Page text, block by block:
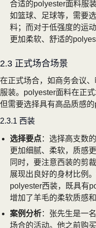
合适的polyester面料服
如篮球、足球等，需要
料；而对于低强度的运
更加柔软、舒适的
2.3 正式场合场景
在正式场合，如商务会议
服装。polyester面料在正
但需要选择具有高品质感的
2.3.1 西装
选择要点：选择高支数
更加细腻、柔软，质感
同时，要注意西装的剪
展现出良好的身材比例
polyester西装，既具有
增加了羊毛的柔软质感
案例分析：张先生是一
场合的活动。他之前购